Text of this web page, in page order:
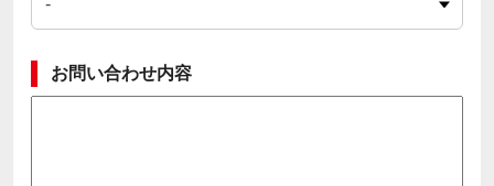
お問い合わせ内容